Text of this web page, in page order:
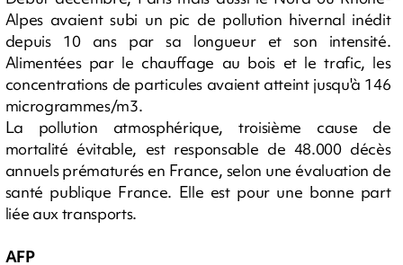
Alpes avaient subi un pic de pollution hivernal inédit
depuis 10 ans par sa longueur et son intensité.
Alimentées par le chauffage au bois et le trafic, les
concentrations de particules avaient atteint jusqu'à 146
microgrammes/m3.
La pollution atmosphérique, troisième cause de
mortalité évitable, est responsable de 48.000 décès
annuels prématurés en France, selon une évaluation de
santé publique France. Elle est pour une bonne part
liée aux transports.
AFP